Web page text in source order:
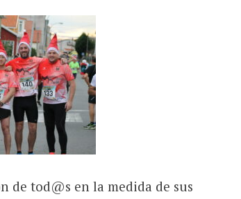
de tod@s en la medida de sus